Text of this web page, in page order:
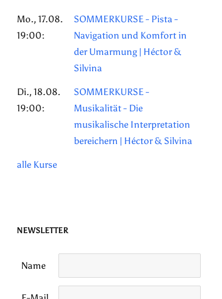
Mo., 17.08.
19:00:
SOMMERKURSE - Pista -
Navigation und Komfort in
der Umarmung | Héctor &
Silvina
Di., 18.08.
19:00:
SOMMERKURSE -
Musikalität - Die
musikalische Interpretation
bereichern | Héctor & Silvina
alle Kurse
NEWSLETTER
Name